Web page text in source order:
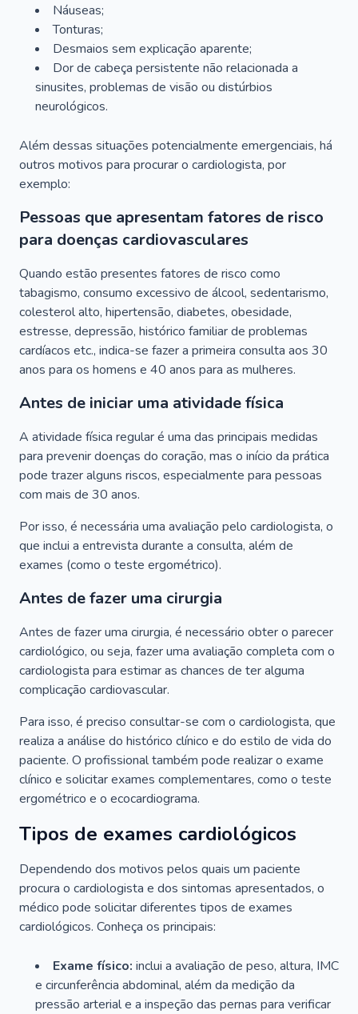
Náuseas;
Tonturas;
Desmaios sem explicação aparente;
Dor de cabeça persistente não relacionada a
sinusites, problemas de visão ou distúrbios
neurológicos.
Além dessas situações potencialmente emergenciais, há
outros motivos para procurar o cardiologista, por
exemplo:
Pessoas que apresentam fatores de risco
para doenças cardiovasculares
Quando estão presentes fatores de risco como
tabagismo, consumo excessivo de álcool, sedentarismo,
colesterol alto, hipertensão, diabetes, obesidade,
estresse, depressão, histórico familiar de problemas
cardíacos etc., indica-se fazer a primeira consulta aos 30
anos para os homens e 40 anos para as mulheres.
Antes de iniciar uma atividade física
A atividade física regular é uma das principais medidas
para prevenir doenças do coração, mas o início da prática
pode trazer alguns riscos, especialmente para pessoas
com mais de 30 anos.
Por isso, é necessária uma avaliação pelo cardiologista, o
que inclui a entrevista durante a consulta, além de
exames (como o teste ergométrico).
Antes de fazer uma cirurgia
Antes de fazer uma cirurgia, é necessário obter o parecer
cardiológico, ou seja, fazer uma avaliação completa com o
cardiologista para estimar as chances de ter alguma
complicação cardiovascular.
Para isso, é preciso consultar-se com o cardiologista, que
realiza a análise do histórico clínico e do estilo de vida do
paciente. O profissional também pode realizar o exame
clínico e solicitar exames complementares, como o teste
ergométrico e o ecocardiograma.
Tipos de exames cardiológicos
Dependendo dos motivos pelos quais um paciente
procura o cardiologista e dos sintomas apresentados, o
médico pode solicitar diferentes tipos de exames
cardiológicos. Conheça os principais:
Exame físico: inclui a avaliação de peso, altura, IMC
e circunferência abdominal, além da medição da
pressão arterial e a inspeção das pernas para verificar